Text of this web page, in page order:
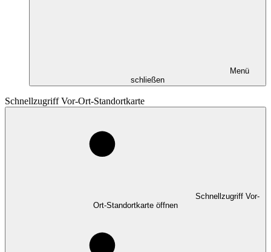
Menü
schließen
Schnellzugriff Vor-Ort-Standortkarte
Schnellzugriff Vor-
Ort-Standortkarte öffnen